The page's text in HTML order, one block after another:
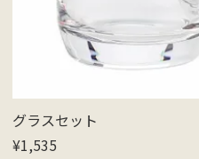
グラスセット
¥1,535